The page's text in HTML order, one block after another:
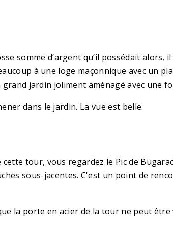
somme d’argent qu’il possédait alors,
à une loge maçonnique avec un
jardin joliment aménagé avec une
dans le jardin. La vue est belle.
tour, vous regardez le Pic de
sous-jacentes. C'est un point de
la porte en acier de la tour ne peut être